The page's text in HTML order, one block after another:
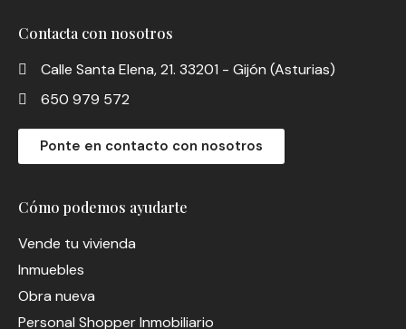
Cómo podemos ayudarte
Vende tu vivienda
Inmuebles
Obra nueva
Personal Shopper Inmobiliario
Contacta con nosotros
Calle Santa Elena, 21. 33201 - Gijón (Asturias)
650 979 572
Ponte en contacto con nosotros